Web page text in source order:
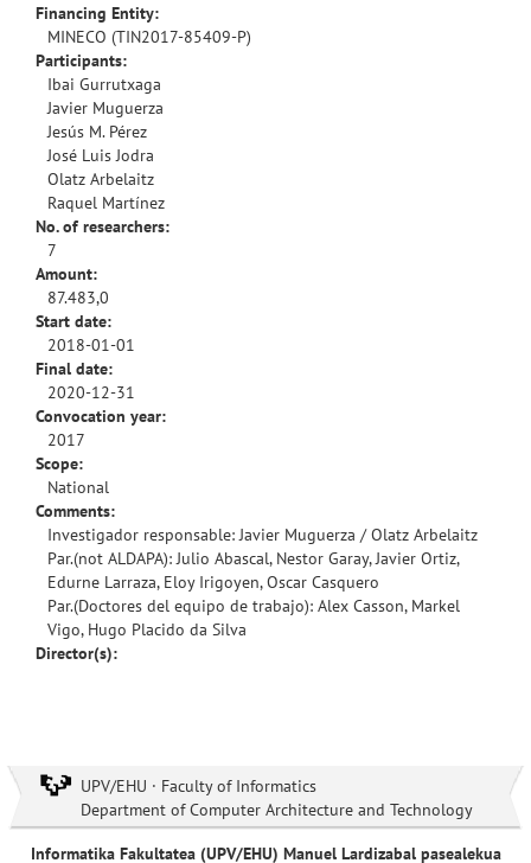
Financing Entity:
MINECO (TIN2017-85409-P)
Participants:
Ibai Gurrutxaga
Javier Muguerza
Jesús M. Pérez
José Luis Jodra
Olatz Arbelaitz
Raquel Martínez
No. of researchers:
7
Amount:
87.483,0
Start date:
2018-01-01
Final date:
2020-12-31
Convocation year:
2017
Scope:
National
Comments:
Investigador responsable: Javier Muguerza / Olatz Arbelaitz
Par.(not ALDAPA): Julio Abascal, Nestor Garay, Javier Ortiz,
Edurne Larraza, Eloy Irigoyen, Oscar Casquero
Par.(Doctores del equipo de trabajo): Alex Casson, Markel
Vigo, Hugo Placido da Silva
Director(s):
UPV/EHU · Faculty of Informatics
Department of Computer Architecture and Technology
Informatika Fakultatea (UPV/EHU) Manuel Lardizabal pasealekua